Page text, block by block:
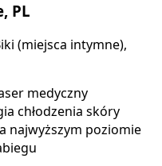
PL
(miejsca intymne),
medyczny
chłodzenia skóry
najwyższym poziomie